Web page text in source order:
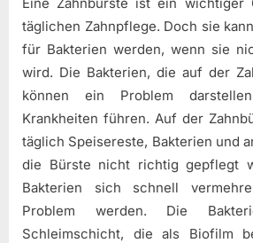
täglichen Zahnpflege. Doch sie
für Bakterien werden, wenn sie
wird. Die Bakterien, die auf der
können ein Problem
Krankheiten führen. Auf der
täglich Speisereste, Bakterien und
die Bürste nicht richtig gepflegt
Bakterien sich schnell
Problem werden. Die
Schleimschicht, die als Biofilm